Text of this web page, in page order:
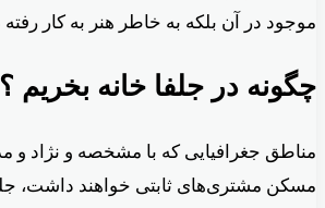
موجود در آن بلکه به خاطر هنر به کار
چگونه در جلفا خانه بخریم ؟
مناطق جغرافیایی که با مشخصه و نژاد و
مسکن مشتری‌های ثابتی خواهند داشت،